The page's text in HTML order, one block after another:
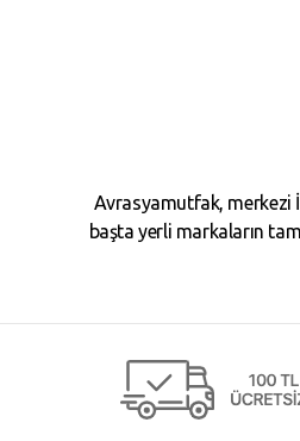
Avrasyamutfak, merkezi
başta yerli markaların